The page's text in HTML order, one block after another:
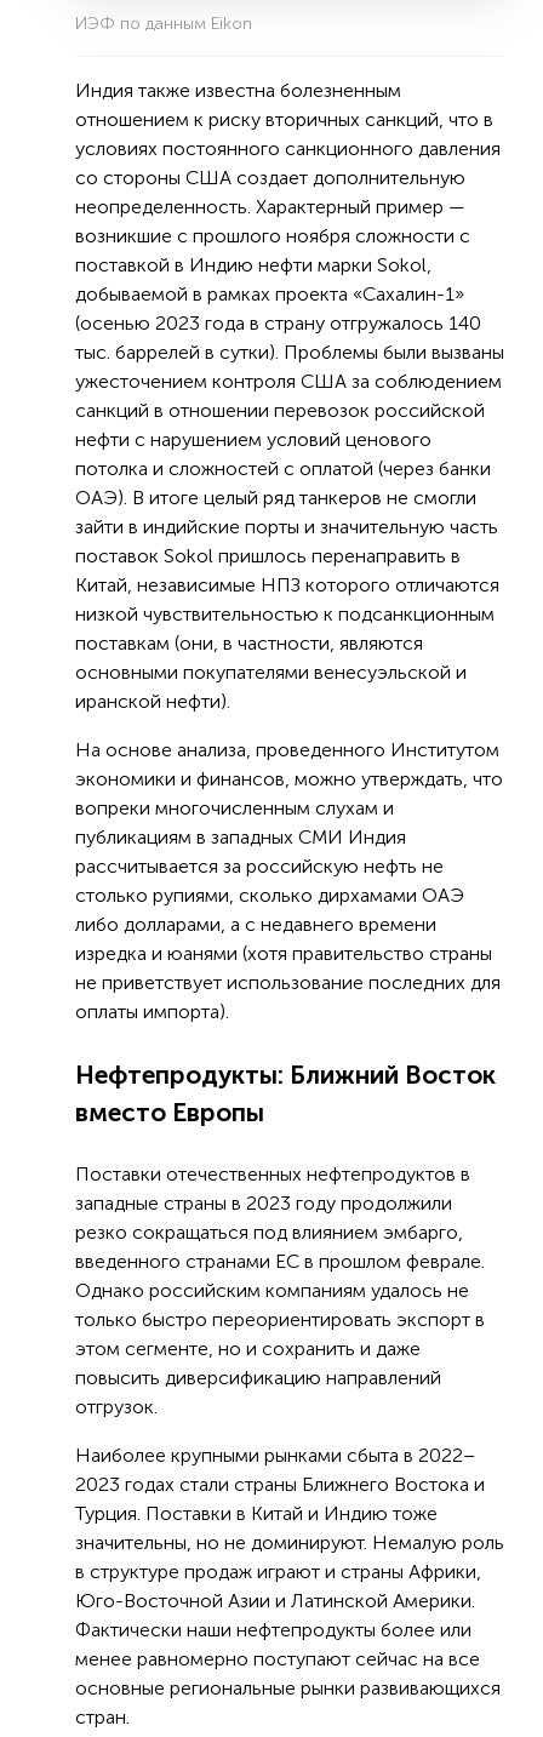
ИЭФ по данным Eikon
Индия также известна болезненным
отношением к риску вторичных санкций, что в
условиях постоянного санкционного давления
со стороны США создает дополнительную
неопределенность. Характерный пример —
возникшие с прошлого ноября сложности с
поставкой в Индию нефти марки Sokol,
добываемой в рамках проекта «Сахалин-1»
(осенью 2023 года в страну отгружалось 140
тыс. баррелей в сутки). Проблемы были вызваны
ужесточением контроля США за соблюдением
санкций в отношении перевозок российской
нефти с нарушением условий ценового
потолка и сложностей с оплатой (через банки
ОАЭ). В итоге целый ряд танкеров не смогли
зайти в индийские порты и значительную часть
поставок Sokol пришлось перенаправить в
Китай, независимые НПЗ которого отличаются
низкой чувствительностью к подсанкционным
поставкам (они, в частности, являются
основными покупателями венесуэльской и
иранской нефти).
На основе анализа, проведенного Институтом
экономики и финансов, можно утверждать, что
вопреки многочисленным слухам и
публикациям в западных СМИ Индия
рассчитывается за российскую нефть не
столько рупиями, сколько дирхамами ОАЭ
либо долларами, а с недавнего времени
изредка и юанями (хотя правительство страны
не приветствует использование последних для
оплаты импорта).
Нефтепродукты: Ближний Восток
вместо Европы
Поставки отечественных нефтепродуктов в
западные страны в 2023 году продолжили
резко сокращаться под влиянием эмбарго,
введенного странами ЕС в прошлом феврале.
Однако российским компаниям удалось не
только быстро переориентировать экспорт в
этом сегменте, но и сохранить и даже
повысить диверсификацию направлений
отгрузок.
Наиболее крупными рынками сбыта в 2022–
2023 годах стали страны Ближнего Востока и
Турция. Поставки в Китай и Индию тоже
значительны, но не доминируют. Немалую роль
в структуре продаж играют и страны Африки,
Юго-Восточной Азии и Латинской Америки.
Фактически наши нефтепродукты более или
менее равномерно поступают сейчас на все
основные региональные рынки развивающихся
стран.